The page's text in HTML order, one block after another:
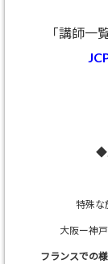
「講師一
◆
特殊な
大阪ー神
フランスでの